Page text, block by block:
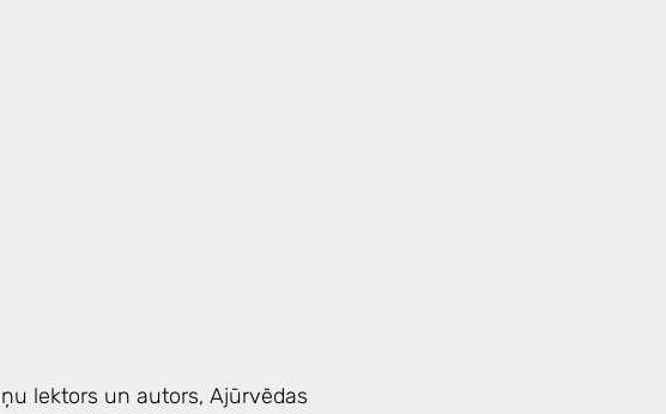
lektors un autors, Ajūrvēdas